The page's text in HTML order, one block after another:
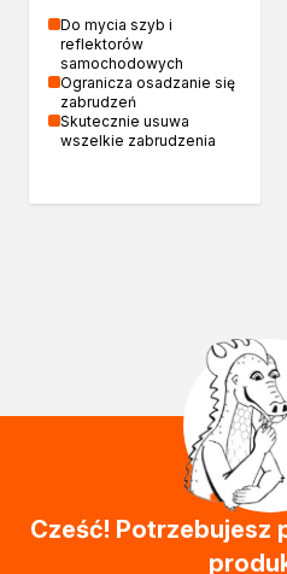
Zmywacze
Produkty do reperacji nadwozi
Szpachlówki
Artykuły sezonowe
Akcja zima
Produkty według zadania
Pozostałe
Czyszczenie i rozcieńczanie
Do mycia szyb i
reflektorów
samochodowych
Ogranicza osadzanie się
zabrudzeń
Skutecznie usuwa
wszelkie zabrudzenia
Cześć! Potrzebujesz